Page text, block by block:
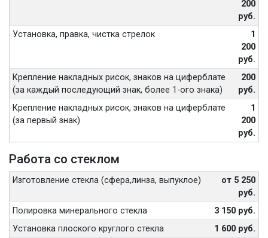
200
руб.
Установка, правка, чистка стрелок
1
200
руб.
Крепление накладных рисок, знаков на циферблате
(за каждый последующий знак, более 1-ого знака)
200
руб.
Крепление накладных рисок, знаков на циферблате
(за первый знак)
1
200
руб.
Работа со стеклом
Изготовление стекла (сфера,линза, выпуклое)
от 5 250
руб.
Полировка минерального стекла
3 150 руб.
Установка плоского круглого стекла
1 600 руб.